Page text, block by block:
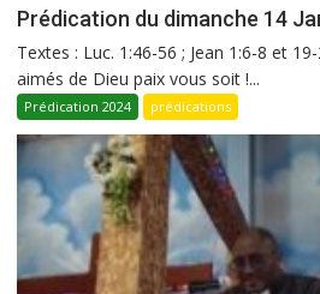
Prédication du dimanche 14
Textes : Luc. 1:46-56 ; Jean 1:6-8 et
aimés de Dieu paix vous soit !...
Prédication 2024 prédications